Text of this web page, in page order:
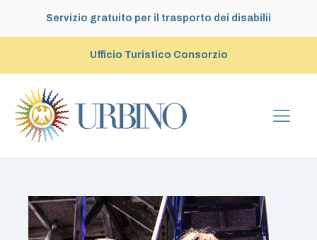
Servizio gratuito per il trasporto dei disabilii
Ufficio Turistico Consorzio